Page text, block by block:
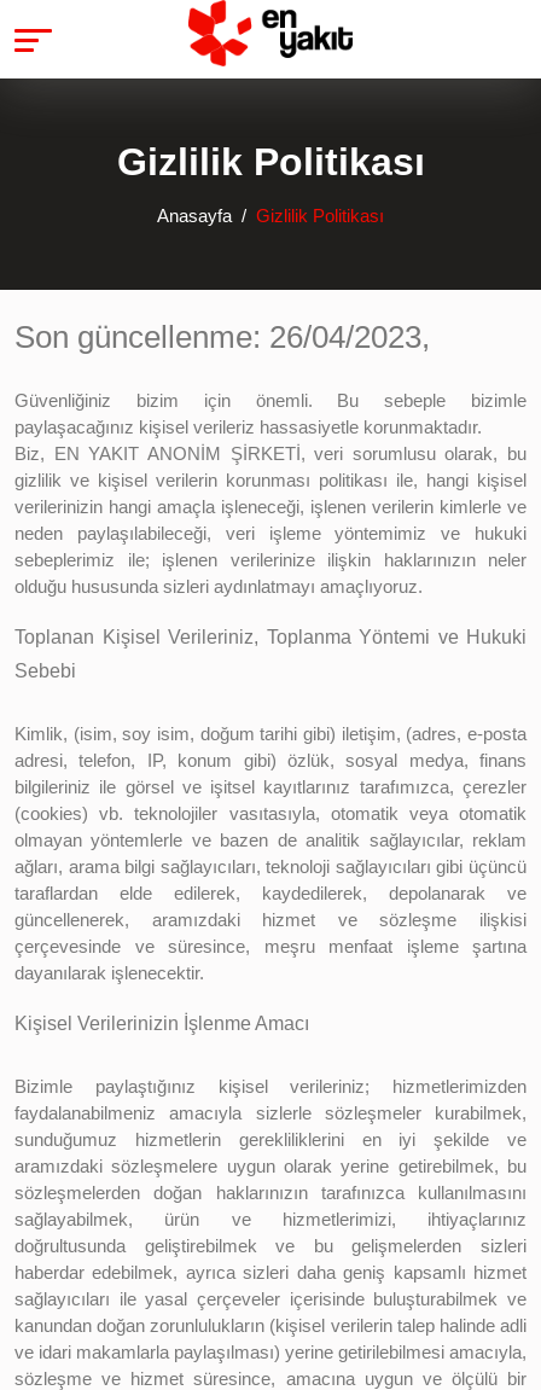
Gizlilik Politikası
Anasayfa Gizlilik Politikası
Son güncellenme: 26/04/2023,
Güvenliğiniz bizim için önemli. Bu sebeple bizimle
paylaşacağınız kişisel verileriz hassasiyetle korunmaktadır.
Biz, EN YAKIT ANONİM ŞİRKETİ, veri sorumlusu olarak, bu
gizlilik ve kişisel verilerin korunması politikası ile, hangi kişisel
verilerinizin hangi amaçla işleneceği, işlenen verilerin kimlerle ve
neden paylaşılabileceği, veri işleme yöntemimiz ve hukuki
sebeplerimiz ile; işlenen verilerinize ilişkin haklarınızın neler
olduğu hususunda sizleri aydınlatmayı amaçlıyoruz.
Toplanan Kişisel Verileriniz, Toplanma Yöntemi ve Hukuki
Sebebi
Kimlik, (isim, soy isim, doğum tarihi gibi) iletişim, (adres, e-posta
adresi, telefon, IP, konum gibi) özlük, sosyal medya, finans
bilgileriniz ile görsel ve işitsel kayıtlarınız tarafımızca, çerezler
(cookies) vb. teknolojiler vasıtasıyla, otomatik veya otomatik
olmayan yöntemlerle ve bazen de analitik sağlayıcılar, reklam
ağları, arama bilgi sağlayıcıları, teknoloji sağlayıcıları gibi üçüncü
taraflardan elde edilerek, kaydedilerek, depolanarak ve
güncellenerek, aramızdaki hizmet ve sözleşme ilişkisi
çerçevesinde ve süresince, meşru menfaat işleme şartına
dayanılarak işlenecektir.
Kişisel Verilerinizin İşlenme Amacı
Bizimle paylaştığınız kişisel verileriniz; hizmetlerimizden
faydalanabilmeniz amacıyla sizlerle sözleşmeler kurabilmek,
sunduğumuz hizmetlerin gerekliliklerini en iyi şekilde ve
aramızdaki sözleşmelere uygun olarak yerine getirebilmek, bu
sözleşmelerden doğan haklarınızın tarafınızca kullanılmasını
sağlayabilmek, ürün ve hizmetlerimizi, ihtiyaçlarınız
doğrultusunda geliştirebilmek ve bu gelişmelerden sizleri
haberdar edebilmek, ayrıca sizleri daha geniş kapsamlı hizmet
sağlayıcıları ile yasal çerçeveler içerisinde buluşturabilmek ve
kanundan doğan zorunlulukların (kişisel verilerin talep halinde adli
ve idari makamlarla paylaşılması) yerine getirilebilmesi amacıyla,
sözleşme ve hizmet süresince, amacına uygun ve ölçülü bir